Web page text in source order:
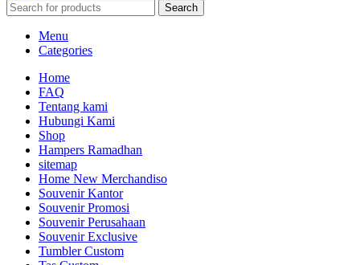
Search
Menu
Categories
Home
FAQ
Tentang kami
Hubungi Kami
Shop
Hampers Ramadhan
sitemap
Home New Merchandiso
Souvenir Kantor
Souvenir Promosi
Souvenir Perusahaan
Souvenir Exclusive
Tumbler Custom